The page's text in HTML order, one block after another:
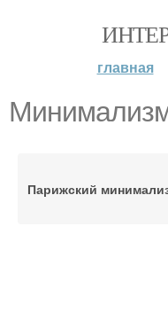
главная
Парижский